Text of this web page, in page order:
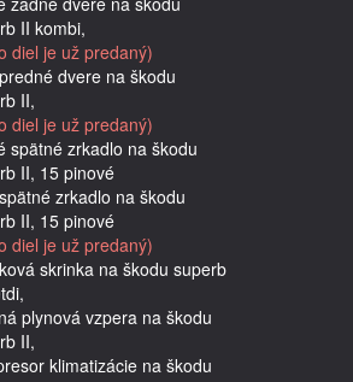
II kombi,
diel je už predaný)
dvere na škodu
II,
diel je už predaný)
spätné zrkadlo na škodu
II, 15 pinové
zrkadlo na škodu
II, 15 pinové
diel je už predaný)
skrinka na škodu superb
plynová vzpera na škodu
II,
klimatizácie na škodu